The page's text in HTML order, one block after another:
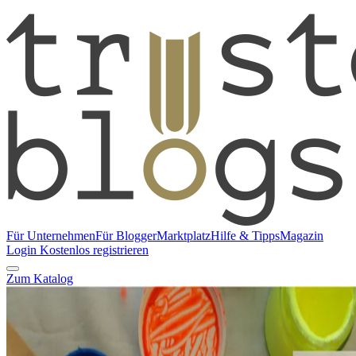
Für UnternehmenFür BloggerMarktplatzHilfe & TippsMagazin
Login Kostenlos registrieren
Zum Katalog